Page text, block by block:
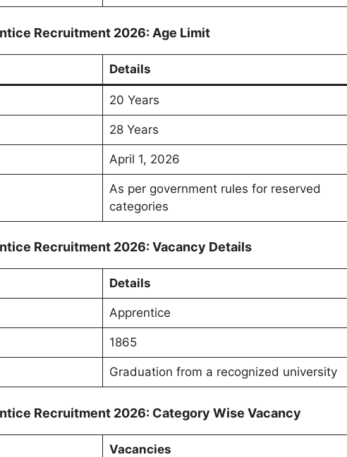
Recruitment 2026: Age Limit
Details
20 Years
28 Years
April 1, 2026
As per government rules for reserved
categories
Recruitment 2026: Vacancy Details
Details
Apprentice
1865
Graduation from a recognized university
Recruitment 2026: Category Wise Vacancy
Vacancies